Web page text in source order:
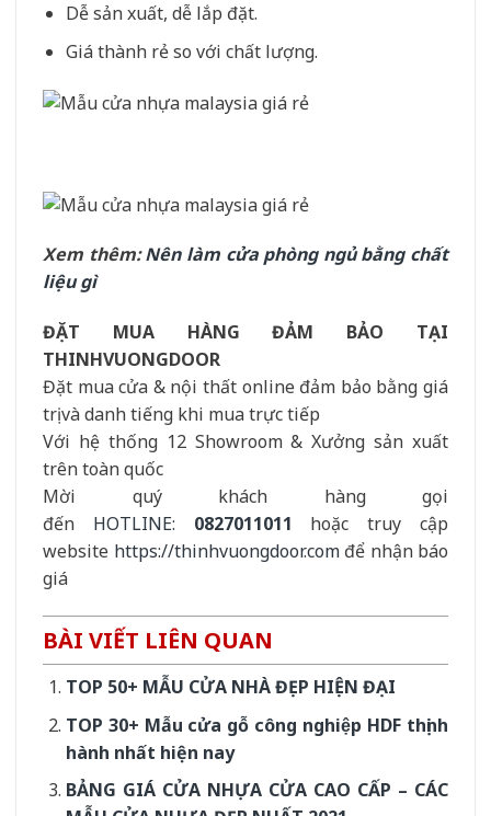
Dễ sản xuất, dễ lắp đặt.
Giá thành rẻ so với chất lượng.
Xem thêm:Nên làm cửa phòng ngủ bằng chất
liệu gì
ĐẶT MUA HÀNG ĐẢM BẢO TẠI
THINHVUONGDOOR
Đặt mua cửa & nội thất online đảm bảo bằng giá
trị và danh tiếng khi mua trực tiếp
Với hệ thống 12 Showroom & Xưởng sản xuất
trên toàn quốc
Mời quý khách hàng gọi
đến HOTLINE: 0827011011 hoặc truy cập
website https://thinhvuongdoor.comđể nhận báo
giá
BÀI VIẾT LIÊN QUAN
TOP 50+ MẪU CỬA NHÀ ĐẸP HIỆN ĐẠI
TOP 30+ Mẫu cửa gỗ công nghiệp HDF thịnh
hành nhất hiện nay
BẢNG GIÁ CỬA NHỰA CỬA CAO CẤP – CÁC